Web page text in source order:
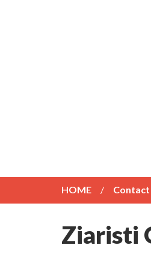
HOME Contact
Ziaristi